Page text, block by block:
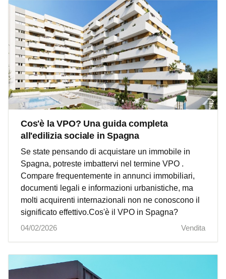
Cos'è la VPO? Una guida completa
all'edilizia sociale in Spagna
Se state pensando di acquistare un immobile in
Spagna, potreste imbattervi nel termine VPO .
Compare frequentemente in annunci immobiliari,
documenti legali e informazioni urbanistiche, ma
molti acquirenti internazionali non ne conoscono il
significato effettivo.Cos'è il VPO in Spagna?
04/02/2026
Vendita